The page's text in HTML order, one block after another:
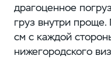
драгоценное
груз внутри
см с каждой
нижегородского